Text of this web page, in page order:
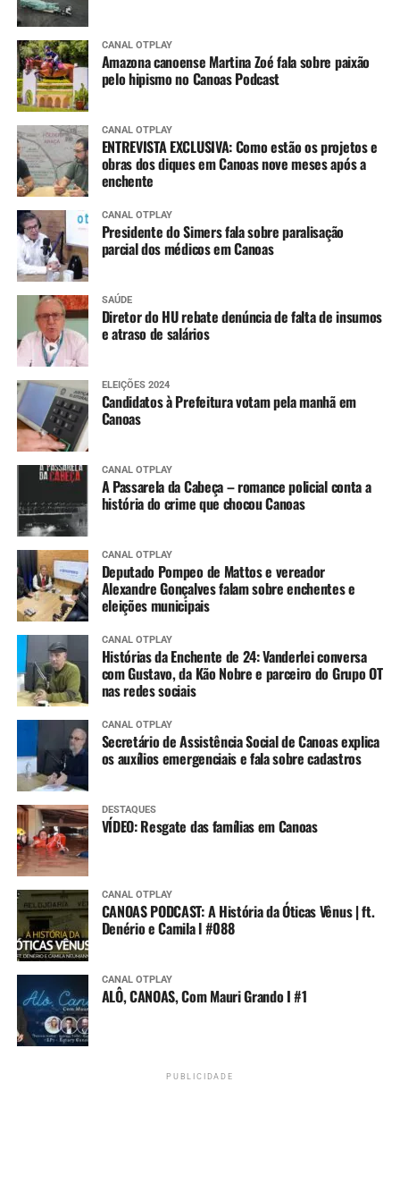
CANAL OTPLAY
Amazona canoense Martina Zoé fala sobre paixão
pelo hipismo no Canoas Podcast
CANAL OTPLAY
ENTREVISTA EXCLUSIVA: Como estão os projetos e
obras dos diques em Canoas nove meses após a
enchente
CANAL OTPLAY
Presidente do Simers fala sobre paralisação
parcial dos médicos em Canoas
SAÚDE
Diretor do HU rebate denúncia de falta de insumos
e atraso de salários
ELEIÇÕES 2024
Candidatos à Prefeitura votam pela manhã em
Canoas
CANAL OTPLAY
A Passarela da Cabeça – romance policial conta a
história do crime que chocou Canoas
CANAL OTPLAY
Deputado Pompeo de Mattos e vereador
Alexandre Gonçalves falam sobre enchentes e
eleições municipais
CANAL OTPLAY
Histórias da Enchente de 24: Vanderlei conversa
com Gustavo, da Kão Nobre e parceiro do Grupo OT
nas redes sociais
CANAL OTPLAY
Secretário de Assistência Social de Canoas explica
os auxílios emergenciais e fala sobre cadastros
DESTAQUES
VÍDEO: Resgate das famílias em Canoas
CANAL OTPLAY
CANOAS PODCAST: A História da Óticas Vênus | ft.
Denério e Camila l #088
CANAL OTPLAY
ALÔ, CANOAS, Com Mauri Grando I #1
PUBLICIDADE